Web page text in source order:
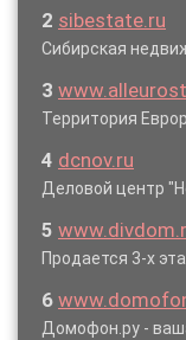
2 sibestate.ru
Сибирская
3
Территория
4 dcnov.ru
Деловой центр
5
Продается 3-х
6
Домофон.ру -